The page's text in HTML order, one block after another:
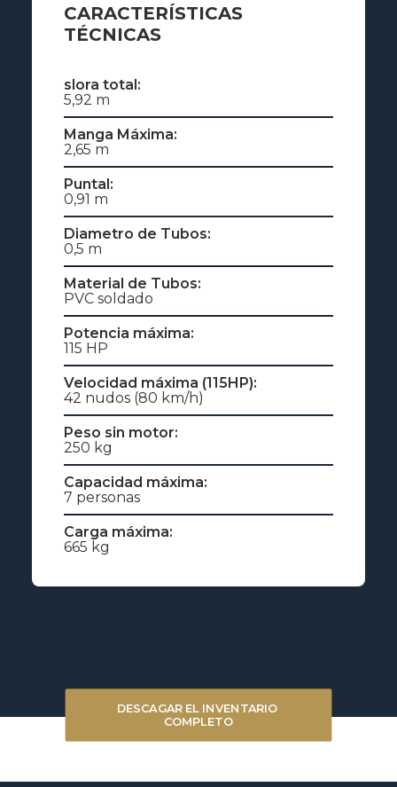
CARACTERÍSTICAS
TÉCNICAS
slora total:
5,92 m
Manga Máxima:
2,65 m
Puntal:
0,91 m
Diametro de Tubos:
0,5 m
Material de Tubos:
PVC soldado
Potencia máxima:
115 HP
Velocidad máxima (115HP):
42 nudos (80 km/h)
Peso sin motor:
250 kg
Capacidad máxima:
7 personas
Carga máxima:
665 kg
DESCAGAR EL INVENTARIO
COMPLETO